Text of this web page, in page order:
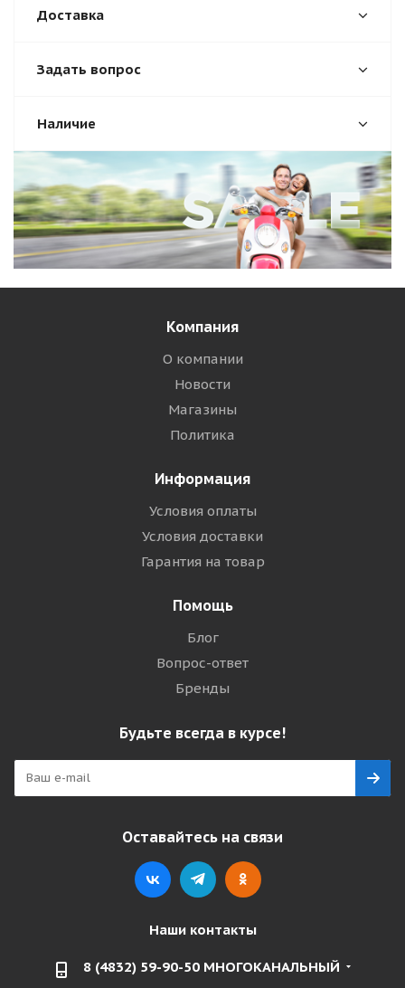
Доставка
Задать вопрос
Наличие
Компания
О компании
Новости
Магазины
Политика
Информация
Условия оплаты
Условия доставки
Гарантия на товар
Помощь
Блог
Вопрос-ответ
Бренды
Будьте всегда в курсе!
Оставайтесь на связи
Наши контакты
8 (4832) 59-90-50 МНОГОКАНАЛЬНЫЙ